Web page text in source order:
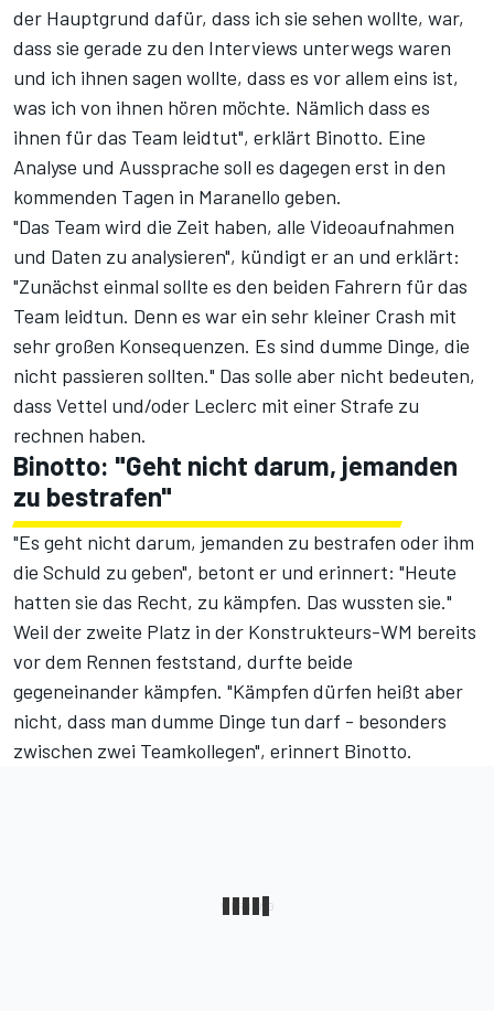
der Hauptgrund dafür, dass ich sie sehen wollte, war,
dass sie gerade zu den Interviews unterwegs waren
und ich ihnen sagen wollte, dass es vor allem eins ist,
was ich von ihnen hören möchte. Nämlich dass es
ihnen für das Team leidtut", erklärt Binotto. Eine
Analyse und Aussprache soll es dagegen erst in den
kommenden Tagen in Maranello geben.
"Das Team wird die Zeit haben, alle Videoaufnahmen
und Daten zu analysieren", kündigt er an und erklärt:
"Zunächst einmal sollte es den beiden Fahrern für das
Team leidtun. Denn es war ein sehr kleiner Crash mit
sehr großen Konsequenzen. Es sind dumme Dinge, die
nicht passieren sollten." Das solle aber nicht bedeuten,
dass Vettel und/oder Leclerc mit einer Strafe zu
rechnen haben.
Binotto: "Geht nicht darum, jemanden
zu bestrafen"
"Es geht nicht darum, jemanden zu bestrafen oder ihm
die Schuld zu geben", betont er und erinnert: "Heute
hatten sie das Recht, zu kämpfen. Das wussten sie."
Weil der zweite Platz in der Konstrukteurs-WM bereits
vor dem Rennen feststand, durfte beide
gegeneinander kämpfen. "Kämpfen dürfen heißt aber
nicht, dass man dumme Dinge tun darf - besonders
zwischen zwei Teamkollegen", erinnert Binotto.